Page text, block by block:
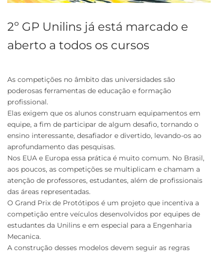
2º GP Unilins já está marcado e
aberto a todos os cursos
As competições no âmbito das universidades são
poderosas ferramentas de educação e formação
profissional.
Elas exigem que os alunos construam equipamentos em
equipe, a fim de participar de algum desafio, tornando o
ensino interessante, desafiador e divertido, levando-os ao
aprofundamento das pesquisas.
Nos EUA e Europa essa prática é muito comum. No Brasil,
aos poucos, as competições se multiplicam e chamam a
atenção de professores, estudantes, além de profissionais
das áreas representadas.
O Grand Prix de Protótipos é um projeto que incentiva a
competição entre veículos desenvolvidos por equipes de
estudantes da Unilins e em especial para a Engenharia
Mecanica.
A construção desses modelos devem seguir as regras